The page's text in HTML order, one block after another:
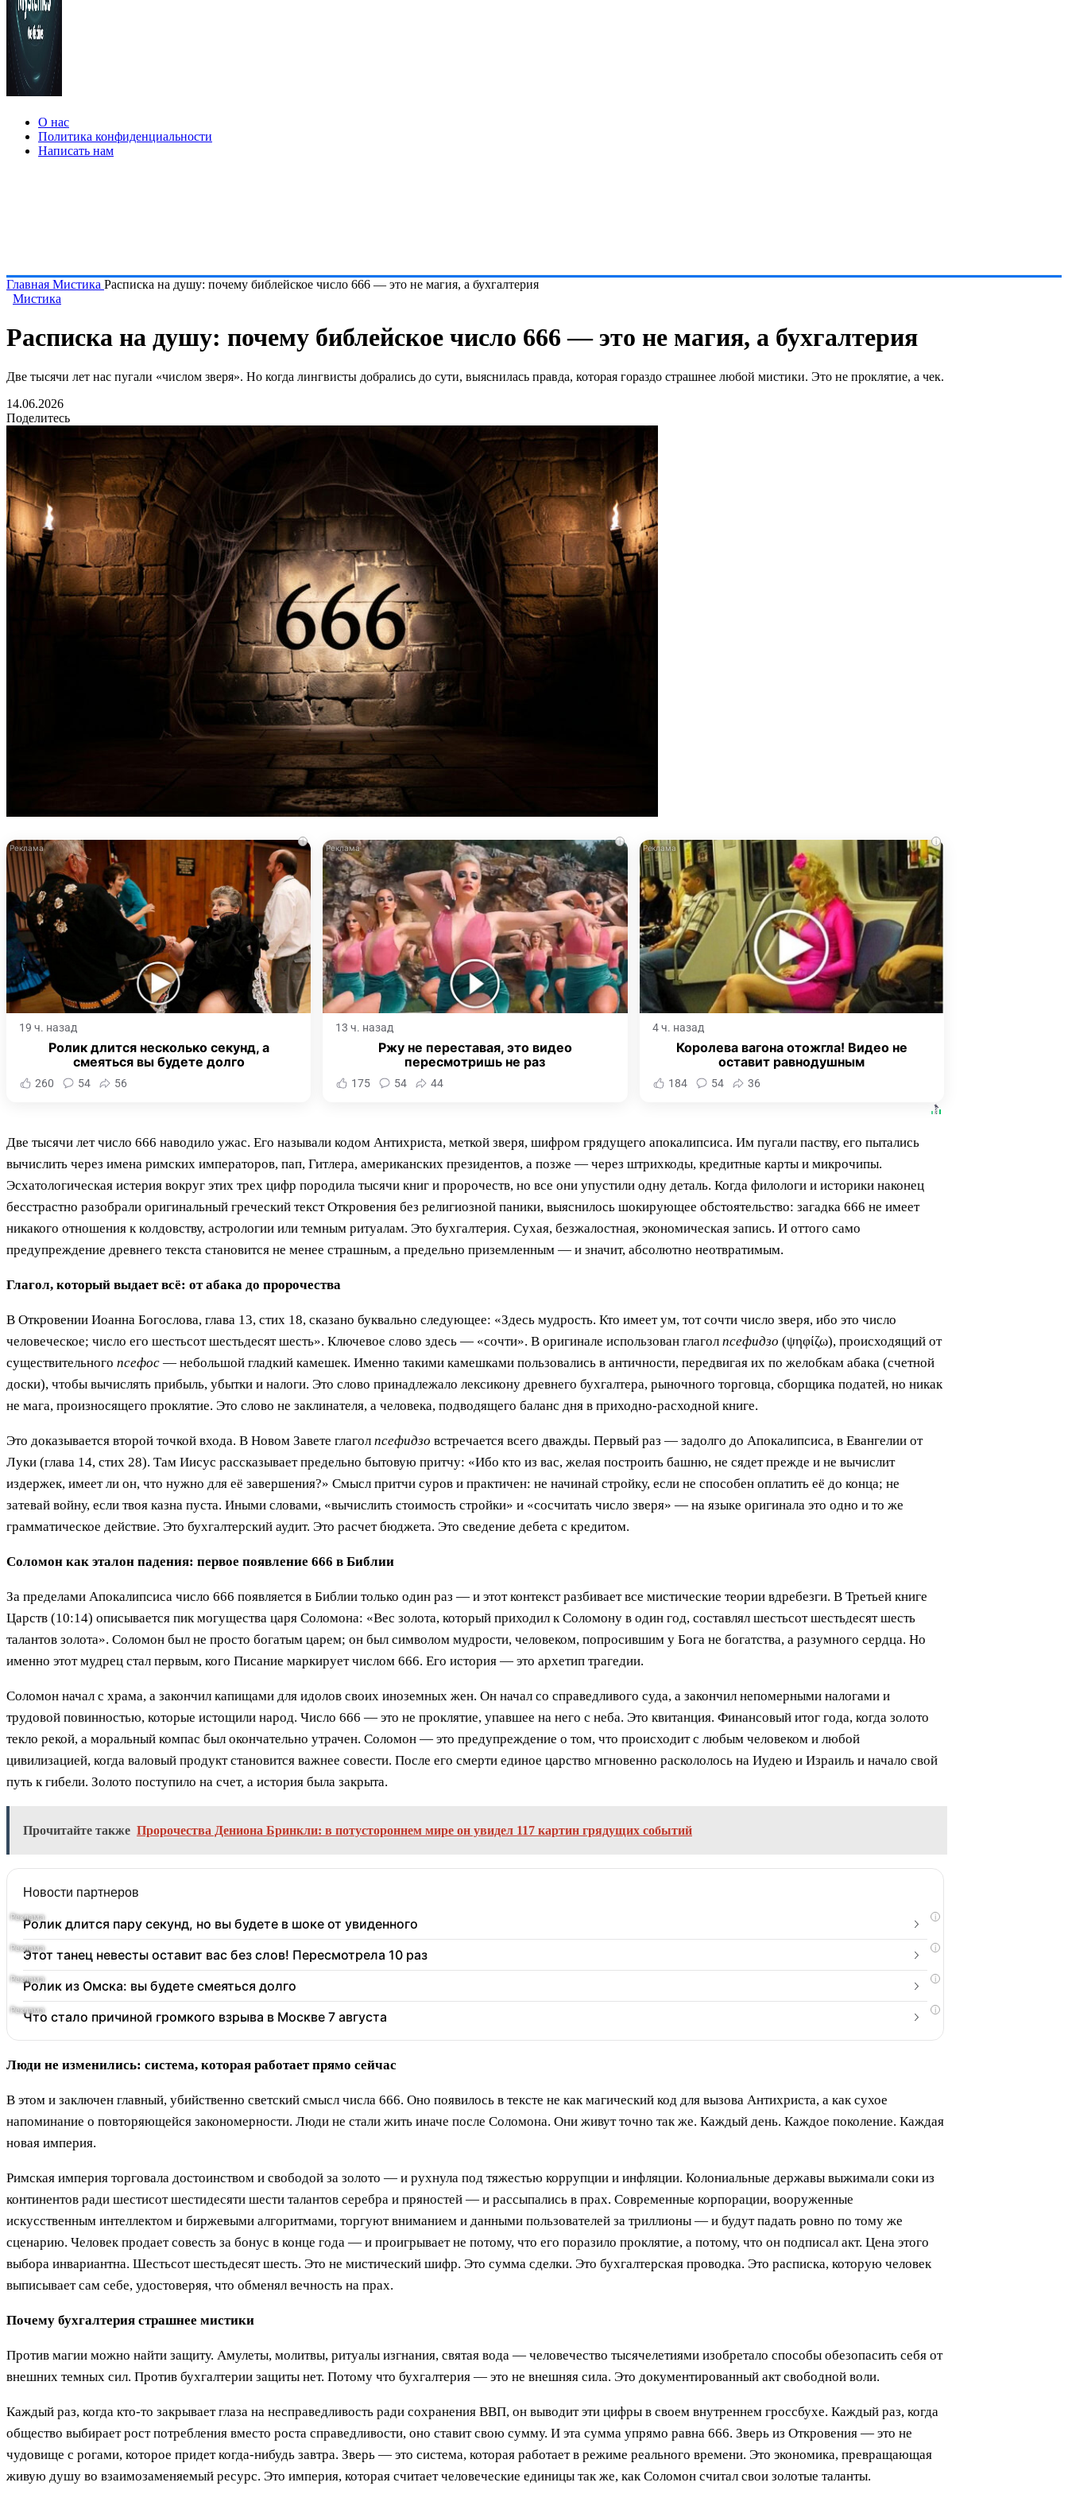
О нас
Политика конфиденциальности
Написать нам
Главная Мистика Расписка на душу: почему библейское число 666 — это не магия, а бухгалтерия
Мистика
Расписка на душу: почему библейское число 666 — это не магия, а бухгалтерия
Две тысячи лет нас пугали «числом зверя». Но когда лингвисты добрались до сути, выяснилась правда, которая гораздо страшнее любой мистики. Это не проклятие, а чек.
14.06.2026
Поделитесь
i
19 ч. назад
Ролик длится несколько секунд, а
смеяться вы будете долго
260 54 56
i
13 ч. назад
Ржу не переставая, это видео
пересмотришь не раз
175 54 44
i
4 ч. назад
Королева вагона отожгла! Видео не
оставит равнодушным
184 54 36
Две тысячи лет число 666 наводило ужас. Его называли кодом Антихриста, меткой зверя, шифром грядущего апокалипсиса. Им пугали паству, его пытались
вычислить через имена римских императоров, пап, Гитлера, американских президентов, а позже — через штрихкоды, кредитные карты и микрочипы.
Эсхатологическая истерия вокруг этих трех цифр породила тысячи книг и пророчеств, но все они упустили одну деталь. Когда филологи и историки наконец
бесстрастно разобрали оригинальный греческий текст Откровения без религиозной паники, выяснилось шокирующее обстоятельство: загадка 666 не имеет
никакого отношения к колдовству, астрологии или темным ритуалам. Это бухгалтерия. Сухая, безжалостная, экономическая запись. И оттого само
предупреждение древнего текста становится не менее страшным, а предельно приземленным — и значит, абсолютно неотвратимым.
Глагол, который выдает всё: от абака до пророчества
В Откровении Иоанна Богослова, глава 13, стих 18, сказано буквально следующее: «Здесь мудрость. Кто имеет ум, тот сочти число зверя, ибо это число
человеческое; число его шестьсот шестьдесят шесть». Ключевое слово здесь — «сочти». В оригинале использован глагол псефидзо (ψηφίζω), происходящий от
существительного псефос — небольшой гладкий камешек. Именно такими камешками пользовались в античности, передвигая их по желобкам абака (счетной
доски), чтобы вычислять прибыль, убытки и налоги. Это слово принадлежало лексикону древнего бухгалтера, рыночного торговца, сборщика податей, но никак
не мага, произносящего проклятие. Это слово не заклинателя, а человека, подводящего баланс дня в приходно-расходной книге.
Это доказывается второй точкой входа. В Новом Завете глагол псефидзо встречается всего дважды. Первый раз — задолго до Апокалипсиса, в Евангелии от
Луки (глава 14, стих 28). Там Иисус рассказывает предельно бытовую притчу: «Ибо кто из вас, желая построить башню, не сядет прежде и не вычислит
издержек, имеет ли он, что нужно для её завершения?» Смысл притчи суров и практичен: не начинай стройку, если не способен оплатить её до конца; не
затевай войну, если твоя казна пуста. Иными словами, «вычислить стоимость стройки» и «сосчитать число зверя» — на языке оригинала это одно и то же
грамматическое действие. Это бухгалтерский аудит. Это расчет бюджета. Это сведение дебета с кредитом.
Соломон как эталон падения: первое появление 666 в Библии
За пределами Апокалипсиса число 666 появляется в Библии только один раз — и этот контекст разбивает все мистические теории вдребезги. В Третьей книге
Царств (10:14) описывается пик могущества царя Соломона: «Вес золота, который приходил к Соломону в один год, составлял шестьсот шестьдесят шесть
талантов золота». Соломон был не просто богатым царем; он был символом мудрости, человеком, попросившим у Бога не богатства, а разумного сердца. Но
именно этот мудрец стал первым, кого Писание маркирует числом 666. Его история — это архетип трагедии.
Соломон начал с храма, а закончил капищами для идолов своих иноземных жен. Он начал со справедливого суда, а закончил непомерными налогами и
трудовой повинностью, которые истощили народ. Число 666 — это не проклятие, упавшее на него с неба. Это квитанция. Финансовый итог года, когда золото
текло рекой, а моральный компас был окончательно утрачен. Соломон — это предупреждение о том, что происходит с любым человеком и любой
цивилизацией, когда валовый продукт становится важнее совести. После его смерти единое царство мгновенно раскололось на Иудею и Израиль и начало свой
путь к гибели. Золото поступило на счет, а история была закрыта.
Прочитайте также Пророчества Дениона Бринкли: в потустороннем мире он увидел 117 картин грядущих событий
Новости партнеров
i
Ролик длится пару секунд, но вы будете в шоке от увиденного
i
Этот танец невесты оставит вас без слов! Пересмотрела 10 раз
i
Ролик из Омска: вы будете смеяться долго
i
Что стало причиной громкого взрыва в Москве 7 августа
Люди не изменились: система, которая работает прямо сейчас
В этом и заключен главный, убийственно светский смысл числа 666. Оно появилось в тексте не как магический код для вызова Антихриста, а как сухое
напоминание о повторяющейся закономерности. Люди не стали жить иначе после Соломона. Они живут точно так же. Каждый день. Каждое поколение. Каждая
новая империя.
Римская империя торговала достоинством и свободой за золото — и рухнула под тяжестью коррупции и инфляции. Колониальные державы выжимали соки из
континентов ради шестисот шестидесяти шести талантов серебра и пряностей — и рассыпались в прах. Современные корпорации, вооруженные
искусственным интеллектом и биржевыми алгоритмами, торгуют вниманием и данными пользователей за триллионы — и будут падать ровно по тому же
сценарию. Человек продает совесть за бонус в конце года — и проигрывает не потому, что его поразило проклятие, а потому, что он подписал акт. Цена этого
выбора инвариантна. Шестьсот шестьдесят шесть. Это не мистический шифр. Это сумма сделки. Это бухгалтерская проводка. Это расписка, которую человек
выписывает сам себе, удостоверяя, что обменял вечность на прах.
Почему бухгалтерия страшнее мистики
Против магии можно найти защиту. Амулеты, молитвы, ритуалы изгнания, святая вода — человечество тысячелетиями изобретало способы обезопасить себя от
внешних темных сил. Против бухгалтерии защиты нет. Потому что бухгалтерия — это не внешняя сила. Это документированный акт свободной воли.
Каждый раз, когда кто-то закрывает глаза на несправедливость ради сохранения ВВП, он выводит эти цифры в своем внутреннем гроссбухе. Каждый раз, когда
общество выбирает рост потребления вместо роста справедливости, оно ставит свою сумму. И эта сумма упрямо равна 666. Зверь из Откровения — это не
чудовище с рогами, которое придет когда-нибудь завтра. Зверь — это система, которая работает в режиме реального времени. Это экономика, превращающая
живую душу во взаимозаменяемый ресурс. Это империя, которая считает человеческие единицы так же, как Соломон считал свои золотые таланты.